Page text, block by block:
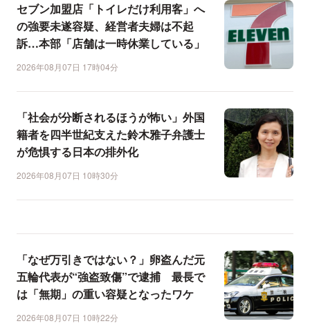
セブン加盟店「トイレだけ利用客」へ
の強要未遂容疑、経営者夫婦は不起
訴…本部「店舗は一時休業している」
2026年08月07日 17時04分
「社会が分断されるほうが怖い」外国
籍者を四半世紀支えた鈴木雅子弁護士
が危惧する日本の排外化
2026年08月07日 10時30分
「なぜ万引きではない？」卵盗んだ元
五輪代表が“強盗致傷”で逮捕 最長で
は「無期」の重い容疑となったワケ
2026年08月07日 10時22分